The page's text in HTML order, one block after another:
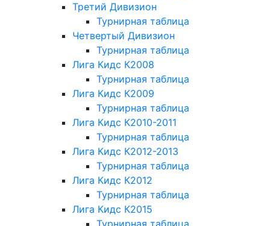
Третий Дивизион
Турнирная таблица
Четвертый Дивизион
Турнирная таблица
Лига Кидс К2008
Турнирная таблица
Лига Кидс К2009
Турнирная таблица
Лига Кидс К2010-2011
Турнирная таблица
Лига Кидс К2012-2013
Турнирная таблица
Лига Кидс К2012
Турнирная таблица
Лига Кидс К2015